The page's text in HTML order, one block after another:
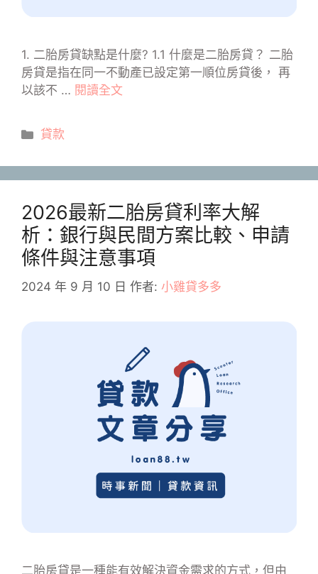
1. 二胎房貸缺點是什麼? 1.1 什麼是二胎房貸？ 二胎
房貸是指在同一不動產已設定第一順位房貸後， 再
以該不 … 閱讀全文
分
貸款
2026最新二胎房貸利率大解
析：銀行與民間方案比較、申請
條件與注意事項
2024 年 9 月 10 日 作者: 小雞貸多多
二胎房貸是一種能有效解決資金需求的方式，但由